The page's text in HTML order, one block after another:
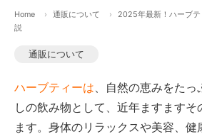
Home 通販について
2025年最新！ハーブ
説
通販について
ハーブティーは、自然の恵みをた
しの飲み物として、近年ますます
ます。身体のリラックスや美容、健